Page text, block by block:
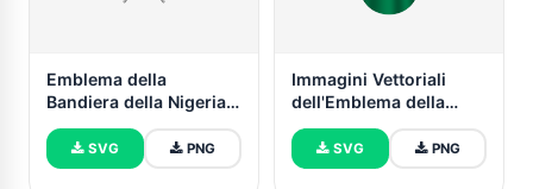
Emblema della
Bandiera della Nigeria
Vettore Gratuito
SVG PNG
Immagini Vettoriali
dell'Emblema della
Bandiera della Nigeria
SVG PNG